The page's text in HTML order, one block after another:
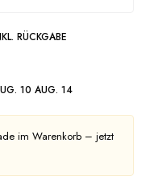
RÜCKGABE
10 AUG. 14
im Warenkorb – jetzt